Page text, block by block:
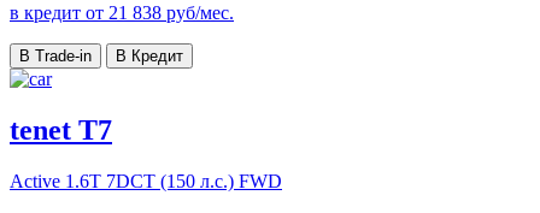
в кредит от 21 838 руб/мес.
В Trade-in В Кредит
tenet T7
Active 1.6T 7DCT (150 л.с.) FWD